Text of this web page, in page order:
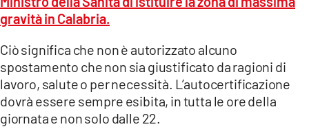
ILREGGINO.IT
COSENZACHANNEL.IT
ILVIBONESE.IT
CATANZAROCHANNEL.IT
gravità in Calabria.
Ciò significa che non è autorizzato alcuno
spostamento che non sia giustificato da ragioni di
lavoro, salute o per necessità. L’autocertificazione
dovrà essere sempre esibita, in tutta le ore della
giornata e non solo dalle 22.